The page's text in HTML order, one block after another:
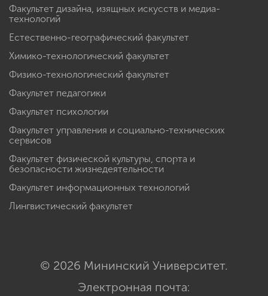
Факультет дизайна, изящных искусств и медиа-
технологий
Естественно-географический факультет
Химико-технологический факультет
Физико-технологический факультет
Факультет педагогики
Факультет психологии
Факультет управления и социально-технических
сервисов
Факультет физической культуры, спорта и
безопасности жизнедеятельности
Факультет информационных технологий
Лингвистический факультет
© 2026 Мининский Университет.
Электронная почта: